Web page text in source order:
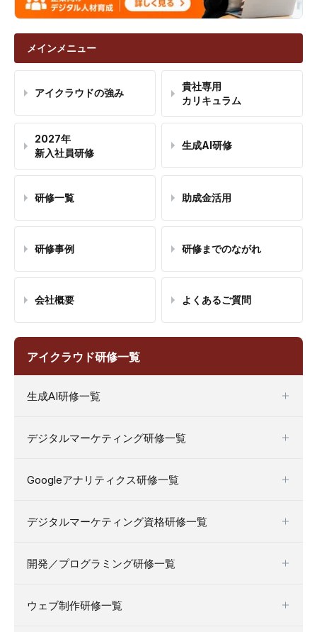
メインメニュー
アイクラウドの強み
貴社専用
カリキュラム
2027年
新入社員研修
生成AI研修
研修一覧 助成金活用
研修事例 研修までのながれ
会社概要 よくあるご質問
アイクラウド研修一覧
生成AI研修一覧
デジタルマーケティング研修一覧
Googleアナリティクス研修一覧
デジタルマーケティング資格研修一覧
開発／プログラミング研修一覧
ウェブ制作研修一覧